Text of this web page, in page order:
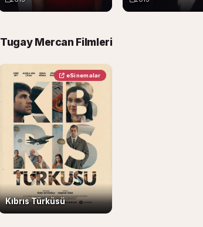
Tugay Mercan Filmleri
Kıbrıs Türküsü
eSinemalar